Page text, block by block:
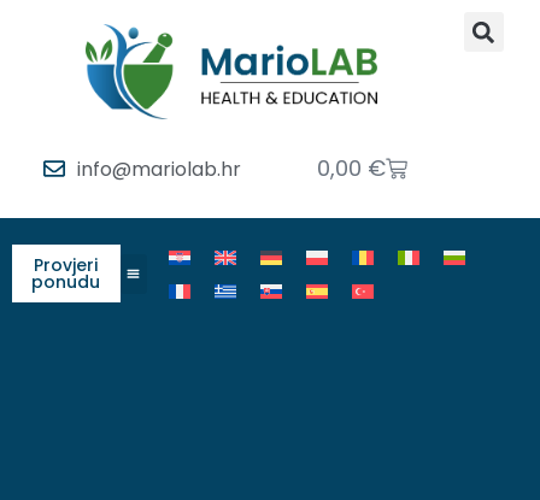
info@mariolab.hr 0,00 €
Provjeri
ponudu